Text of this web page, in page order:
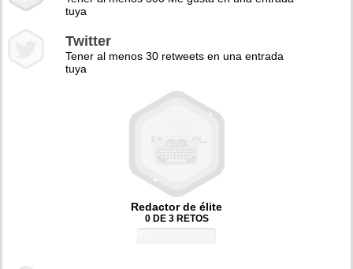
tuya
Twitter
Tener al menos 30 retweets en una entrada
tuya
Redactor de élite
0 DE 3 RETOS